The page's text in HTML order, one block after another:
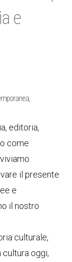
e
editoria,
come
il presente
e
il nostro
culturale,
cultura oggi,